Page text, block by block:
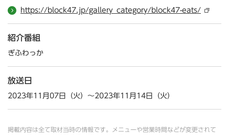
https://block47.jp/gallery_category/block47-eats/
紹介番組
ぎふわっか
放送日
2023年11月07日（火）～2023年11月14日（火）
掲載内容は全て取材当時の情報です。メニューや営業時間などが変更されて